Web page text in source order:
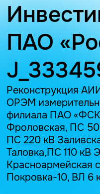
ПАО
Реконструкция
ОРЭМ
филиала ПАО
Фроловская, ПС
ПС 220 кВ
Таловка,ПС 110 кВ
Красноармейская
Покровка-10, ВЛ 6